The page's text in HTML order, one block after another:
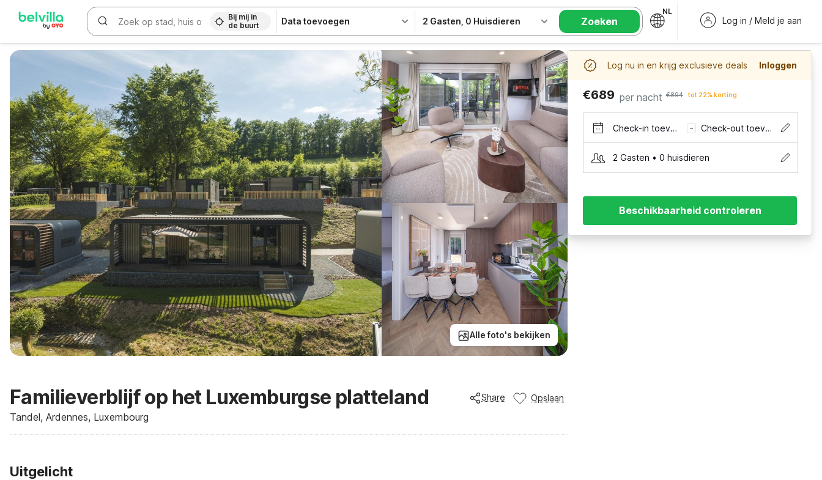
Bij mij in
de buurt
Data toevoegen 2 Gasten 0 Huisdieren Zoeken
NL
Log in / Meld je aan
Alle foto's bekijken
Familieverblijf op het Luxemburgse platteland
Tandel, Ardennes, Luxembourg
Share Opslaan
Uitgelicht
Log nu in en krijg exclusieve deals Inloggen
€689 per nacht €894 tot 22% korting
Check-in toevoegen – Check-out toevoegen
2 Gasten • 0 huisdieren
Beschikbaarheid controleren